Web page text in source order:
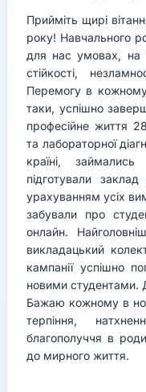
Прийміть щирі
року! Навчального
для нас умовах, на
стійкості,
Перемогу в
таки, успішно
професійне життя
та лабораторної
країні, займались
підготували
урахуванням усіх
забували про
онлайн.
викладацький
кампанії успішно
новими
Бажаю кожному в
терпіння,
благополуччя в
до мирного життя.